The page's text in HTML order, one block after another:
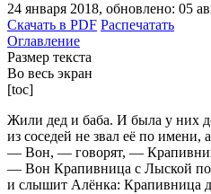
24 января 2018, обновлено: 05
Скачать в PDF Распечатать
Оглавление
Размер текста
Во весь экран
[toc]
Жили дед и баба. И была у них
из соседей не звал её по имени,
— Вон, — говорят, —
— Вон Крапивница с Лыской
и слышит Алёнка: Крапивница